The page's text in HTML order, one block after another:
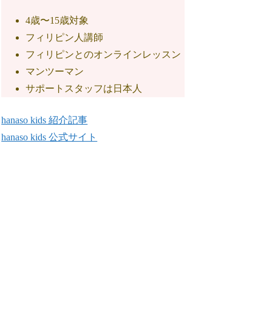
4歳〜15歳対象
フィリピン人講師
フィリピンとのオンラインレッスン
マンツーマン
サポートスタッフは日本人
hanaso kids 紹介記事
hanaso kids 公式サイト